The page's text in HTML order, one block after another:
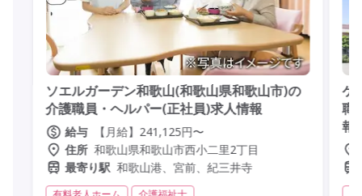
ソエルガーデン和歌山(和歌山県和歌山市)の
介護職員・ヘルパー(正社員)求人情報
給与
【月給】241,125円〜
住所 和歌山県和歌山市西小二里2丁目
最寄り駅 和歌山港、宮前、紀三井寺
ケ
職
報